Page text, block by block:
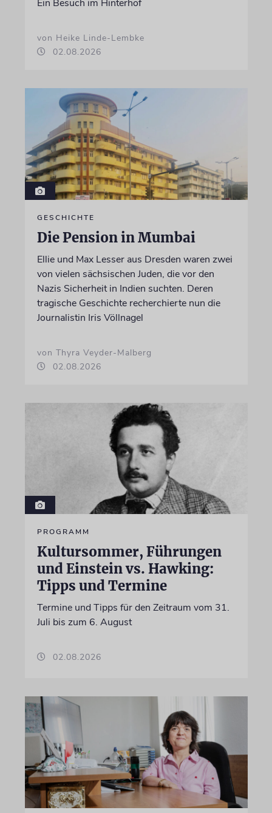
Ein Besuch im Hinterhof
von Heike Linde-Lembke
02.08.2026
GESCHICHTE
Die Pension in Mumbai
Ellie und Max Lesser aus Dresden waren zwei
von vielen sächsischen Juden, die vor den
Nazis Sicherheit in Indien suchten. Deren
tragische Geschichte recherchierte nun die
Journalistin Iris Völlnagel
von Thyra Veyder-Malberg
02.08.2026
PROGRAMM
Kultursommer, Führungen
und Einstein vs. Hawking:
Tipps und Termine
Termine und Tipps für den Zeitraum vom 31.
Juli bis zum 6. August
02.08.2026